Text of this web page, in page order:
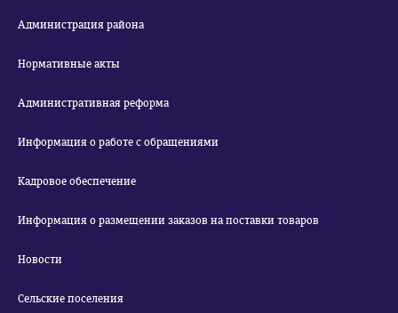
Администрация района
Нормативные акты
Административная реформа
Информация о работе с обращениями
Кадровое обеспечение
Информация о размещении заказов на поставки товаров
Новости
Сельские поселения